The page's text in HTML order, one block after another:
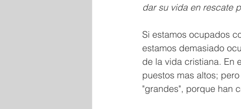
dar su vida en rescate
Si estamos ocupados
estamos demasiado
de la vida cristiana. En
puestos mas altos;
"grandes", porque han